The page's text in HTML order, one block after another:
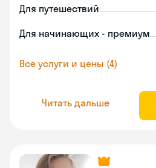
Для путешествий
Для начинающих - премиум
Все услуги и цены (4)
Читать дальше